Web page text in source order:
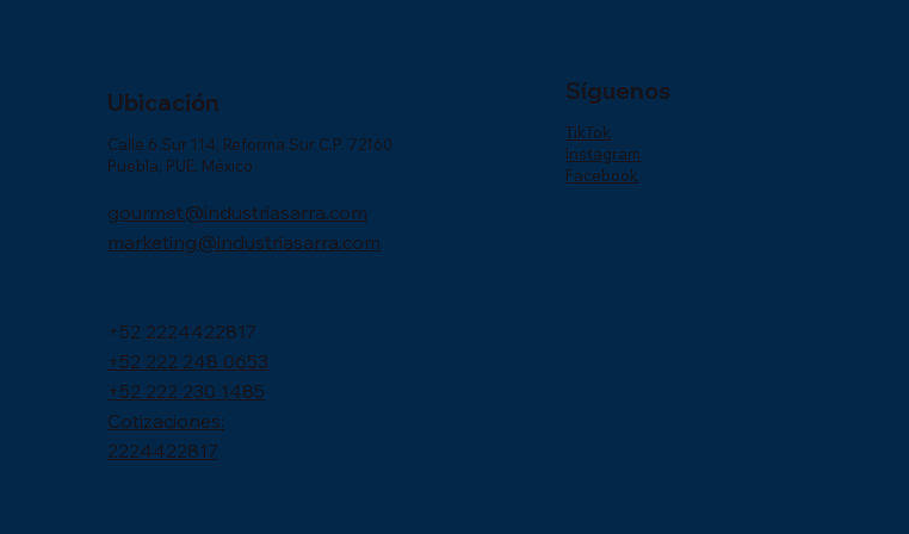
Ubicación
Calle 6 Sur 114, Reforma Sur C.P. 72160
Puebla, PUE. México
gourmet@industriasarra.com
marketing@industriasarra.com
+52 2224422817
+52 222 248 0653
+52 222 230 1485
Cotizaciones:
2224422817
Síguenos
TikTok
Instagram
Facebook